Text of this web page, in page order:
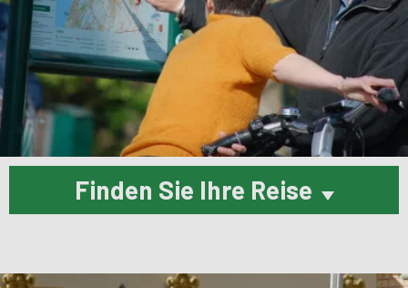
Finden Sie Ihre Reise